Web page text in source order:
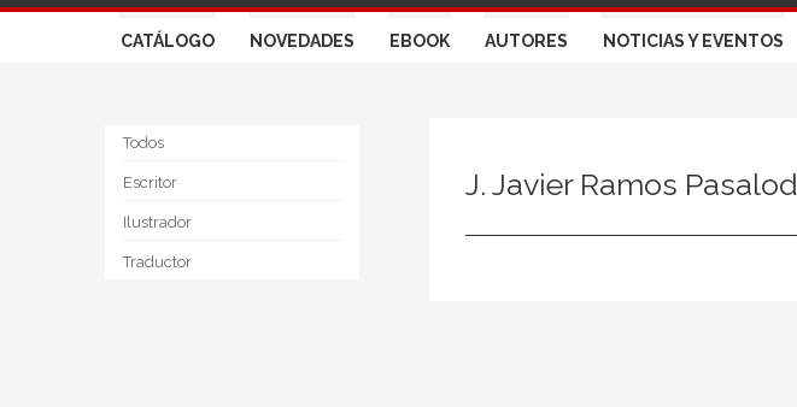
CATÁLOGO NOVEDADES EBOOK AUTORES NOTICIAS Y EVENTOS
Todos
Escritor
Ilustrador
Traductor
J. Javier Ramos